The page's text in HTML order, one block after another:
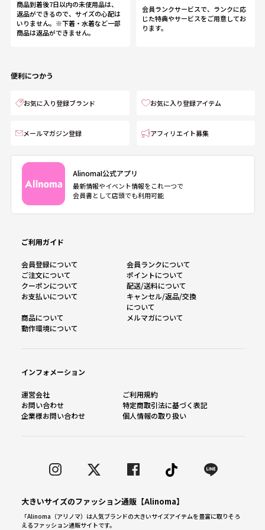
商品到着後7日以内の未使用品は、
返品ができるので、サイズの心配は
いりません。※下着・水着など一部
商品は返品ができません。
会員ランクサービスで、ランクに応
じた特典やサービスをご用意してお
ります。
便利につかう
お気に入り登録ブランド お気に入り登録アイテム
メールマガジン登録 アフィリエイト募集
AlinomaI公式アプリ
最新情報やイベント情報をこれ一つで
会員書として店頭でも利用可能
ご利用ガイド
会員登録について
会員ランクについて
ご注文について
ポイントについて
クーポンについて
配送/送料について
お支払いについて
キャンセル/返品/交換
について
商品について
メルマガについて
動作環境について
インフォメーション
運営会社
ご利用規約
お問い合わせ
特定商取引法に基づく表記
企業様お問い合わせ
個人情報の取り扱い
大きいサイズのファッション通販【Alinoma】
「Alinoma（アリノマ）は人気ブランドの大きいサイズアイテムを豊富に取りそろ
えるファッション通販サイトです。